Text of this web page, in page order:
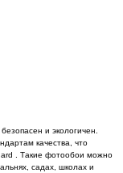
и экологичен.
качества, что
. Такие фотообои можно
садах, школах и